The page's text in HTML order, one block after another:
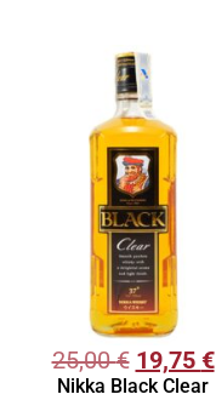
25,00€ 19,75 €
Nikka Black Clear